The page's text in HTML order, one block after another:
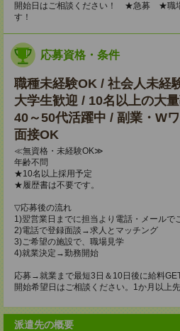
開始日はご相談ください！ ★急募 ★職場
す！
応募資格・条件
職種未経験OK / 社会人未経
大学生歓迎 / 10名以上の大
40～50代活躍中 / 副業・W
面接OK
≪無資格・未経験OK≫
年齢不問
★10名以上採用予定
★履歴書は不要です。
▽応募後の流れ
1)翌営業日までに担当より電話・メールで
2)電話で登録面談→求人とマッチング
3)ご希望の施設で、職場見学
4)就業決定→勤務開始
応募→就業まで最短3日＆10日後に給料
開始希望日はご相談ください。1か月以上
派遣先の概要